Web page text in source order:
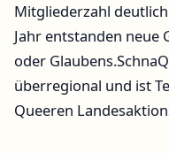
Mitgliederzahl
Jahr entstanden neue
oder
überregional und ist
Queeren